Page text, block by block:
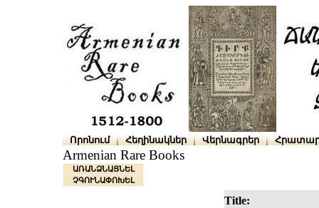
Որոնում Հեղինակներ Վերնագրեր
Armenian Rare Books
ԱՌԱՆՁՆԱՑՆԵԼ
ՉԳՈՒՆԱՓՈԽԵԼ
Title: